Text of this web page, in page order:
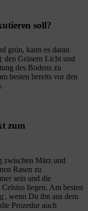
soll?
grün, kann es daran
den Gräsern Licht und
des Bodens zu
besten bereits vor den
zum
zwischen März und
Rasen zu
sein und die
liegen. Am besten
, wenn Du ihn aus dem
Prozedur auch